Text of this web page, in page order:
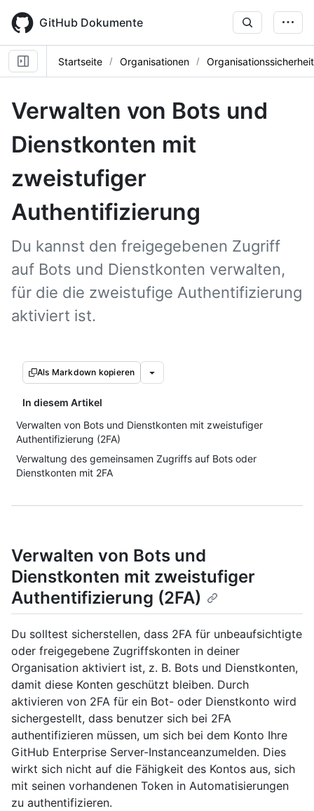
main
content
GitHub Dokumente
Startseite Organisationen Organisationssicherheit
Verwalten von Bots und
Dienstkonten mit
zweistufiger
Authentifizierung
Du kannst den freigegebenen Zugriff
auf Bots und Dienstkonten verwalten,
für die die zweistufige Authentifizierung
aktiviert ist.
Als Markdown kopieren
In diesem Artikel
Verwalten von Bots und Dienstkonten mit zweistufiger
Authentifizierung (2FA)
Verwaltung des gemeinsamen Zugriffs auf Bots oder
Dienstkonten mit 2FA
Verwalten von Bots und
Dienstkonten mit zweistufiger
Authentifizierung (2FA)
Du solltest sicherstellen, dass 2FA für unbeaufsichtigte
oder freigegebene Zugriffskonten in deiner
Organisation aktiviert ist, z. B. Bots und Dienstkonten,
damit diese Konten geschützt bleiben. Durch
aktivieren von 2FA für ein Bot- oder Dienstkonto wird
sichergestellt, dass benutzer sich bei 2FA
authentifizieren müssen, um sich bei dem Konto Ihre
GitHub Enterprise Server-Instanceanzumelden. Dies
wirkt sich nicht auf die Fähigkeit des Kontos aus, sich
mit seinen vorhandenen Token in Automatisierungen
zu authentifizieren.